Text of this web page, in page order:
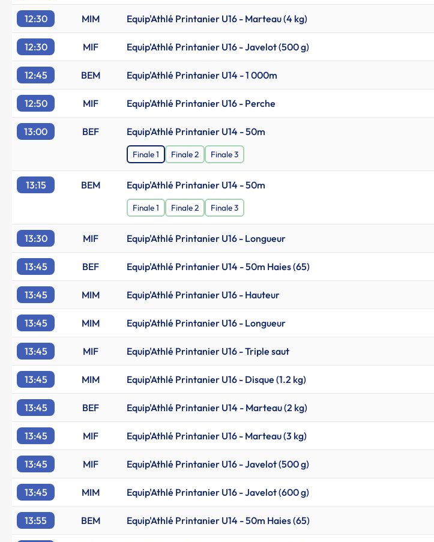
12:30 MIM Equip'Athlé Printanier U16 - Marteau (4 kg)
12:30 MIF Equip'Athlé Printanier U16 - Javelot (500 g)
12:45 BEM Equip'Athlé Printanier U14 - 1 000m
12:50 MIF Equip'Athlé Printanier U16 - Perche
13:00 BEF Equip'Athlé Printanier U14 - 50m
Finale 1 Finale 2 Finale 3
13:15 BEM Equip'Athlé Printanier U14 - 50m
Finale 1 Finale 2 Finale 3
13:30 MIF Equip'Athlé Printanier U16 - Longueur
13:45 BEF Equip'Athlé Printanier U14 - 50m Haies (65)
13:45 MIM Equip'Athlé Printanier U16 - Hauteur
13:45 MIM Equip'Athlé Printanier U16 - Longueur
13:45 MIF Equip'Athlé Printanier U16 - Triple saut
13:45 MIM Equip'Athlé Printanier U16 - Disque (1.2 kg)
13:45 BEF Equip'Athlé Printanier U14 - Marteau (2 kg)
13:45 MIF Equip'Athlé Printanier U16 - Marteau (3 kg)
13:45 MIF Equip'Athlé Printanier U16 - Javelot (500 g)
13:45 MIM Equip'Athlé Printanier U16 - Javelot (600 g)
13:55 BEM Equip'Athlé Printanier U14 - 50m Haies (65)